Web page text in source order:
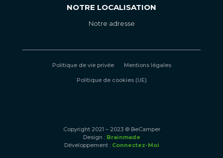
NOTRE LOCALISATION
Notre adresse
Politique de vie privée Mentions légales
Politique de cookies (UE)
Copyright 2021 – 2023 © BeCamper
Design : Brainmade
Développement : Connectez-Moi